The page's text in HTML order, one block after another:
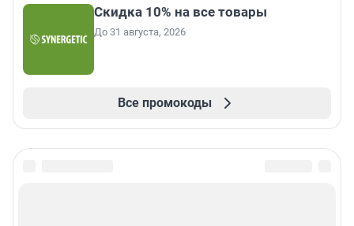
Скидка 10% на все товары
До 31 августа, 2026
Все промокоды